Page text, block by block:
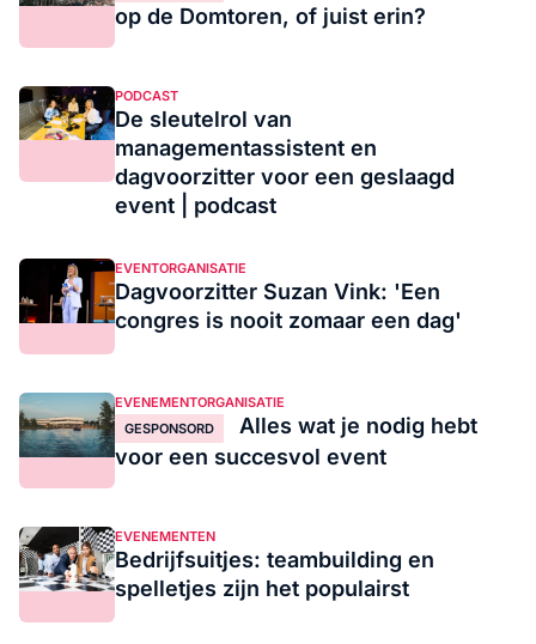
op de Domtoren, of juist erin?
PODCAST
De sleutelrol van
managementassistent en
dagvoorzitter voor een geslaagd
event | podcast
EVENTORGANISATIE
Dagvoorzitter Suzan Vink: 'Een
congres is nooit zomaar een dag'
EVENEMENTORGANISATIE
GESPONSORD
Alles wat je nodig hebt
voor een succesvol event
EVENEMENTEN
Bedrijfsuitjes: teambuilding en
spelletjes zijn het populairst